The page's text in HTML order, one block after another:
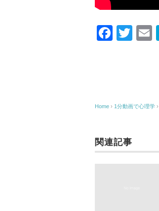
F
o
k
T
Home › 1分動画で心理学 ›
関連記事